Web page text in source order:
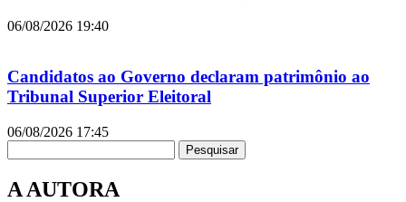
06/08/2026 19:40
Candidatos ao Governo declaram patrimônio ao
Tribunal Superior Eleitoral
06/08/2026 17:45
Pesquisar
A AUTORA